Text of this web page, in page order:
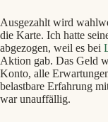
Ausgezahlt wird
die Karte. Ich hatte
abgezogen, weil es bei
Aktion gab. Das Geld
Konto, alle
belastbare Erfahrung
war unauffällig.